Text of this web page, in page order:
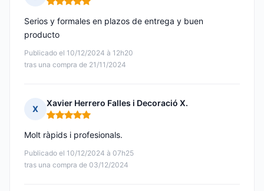
Nota: 5 de 5
Publicado el 10/12/2024 à 12h20
tras una compra de 21/11/2024
Serios y formales en plazos de entrega y buen
producto
X
Xavier Herrero Falles i Decoració X.
Nota: 5 de 5
Publicado el 10/12/2024 à 07h25
tras una compra de 03/12/2024
Molt ràpids i profesionals.